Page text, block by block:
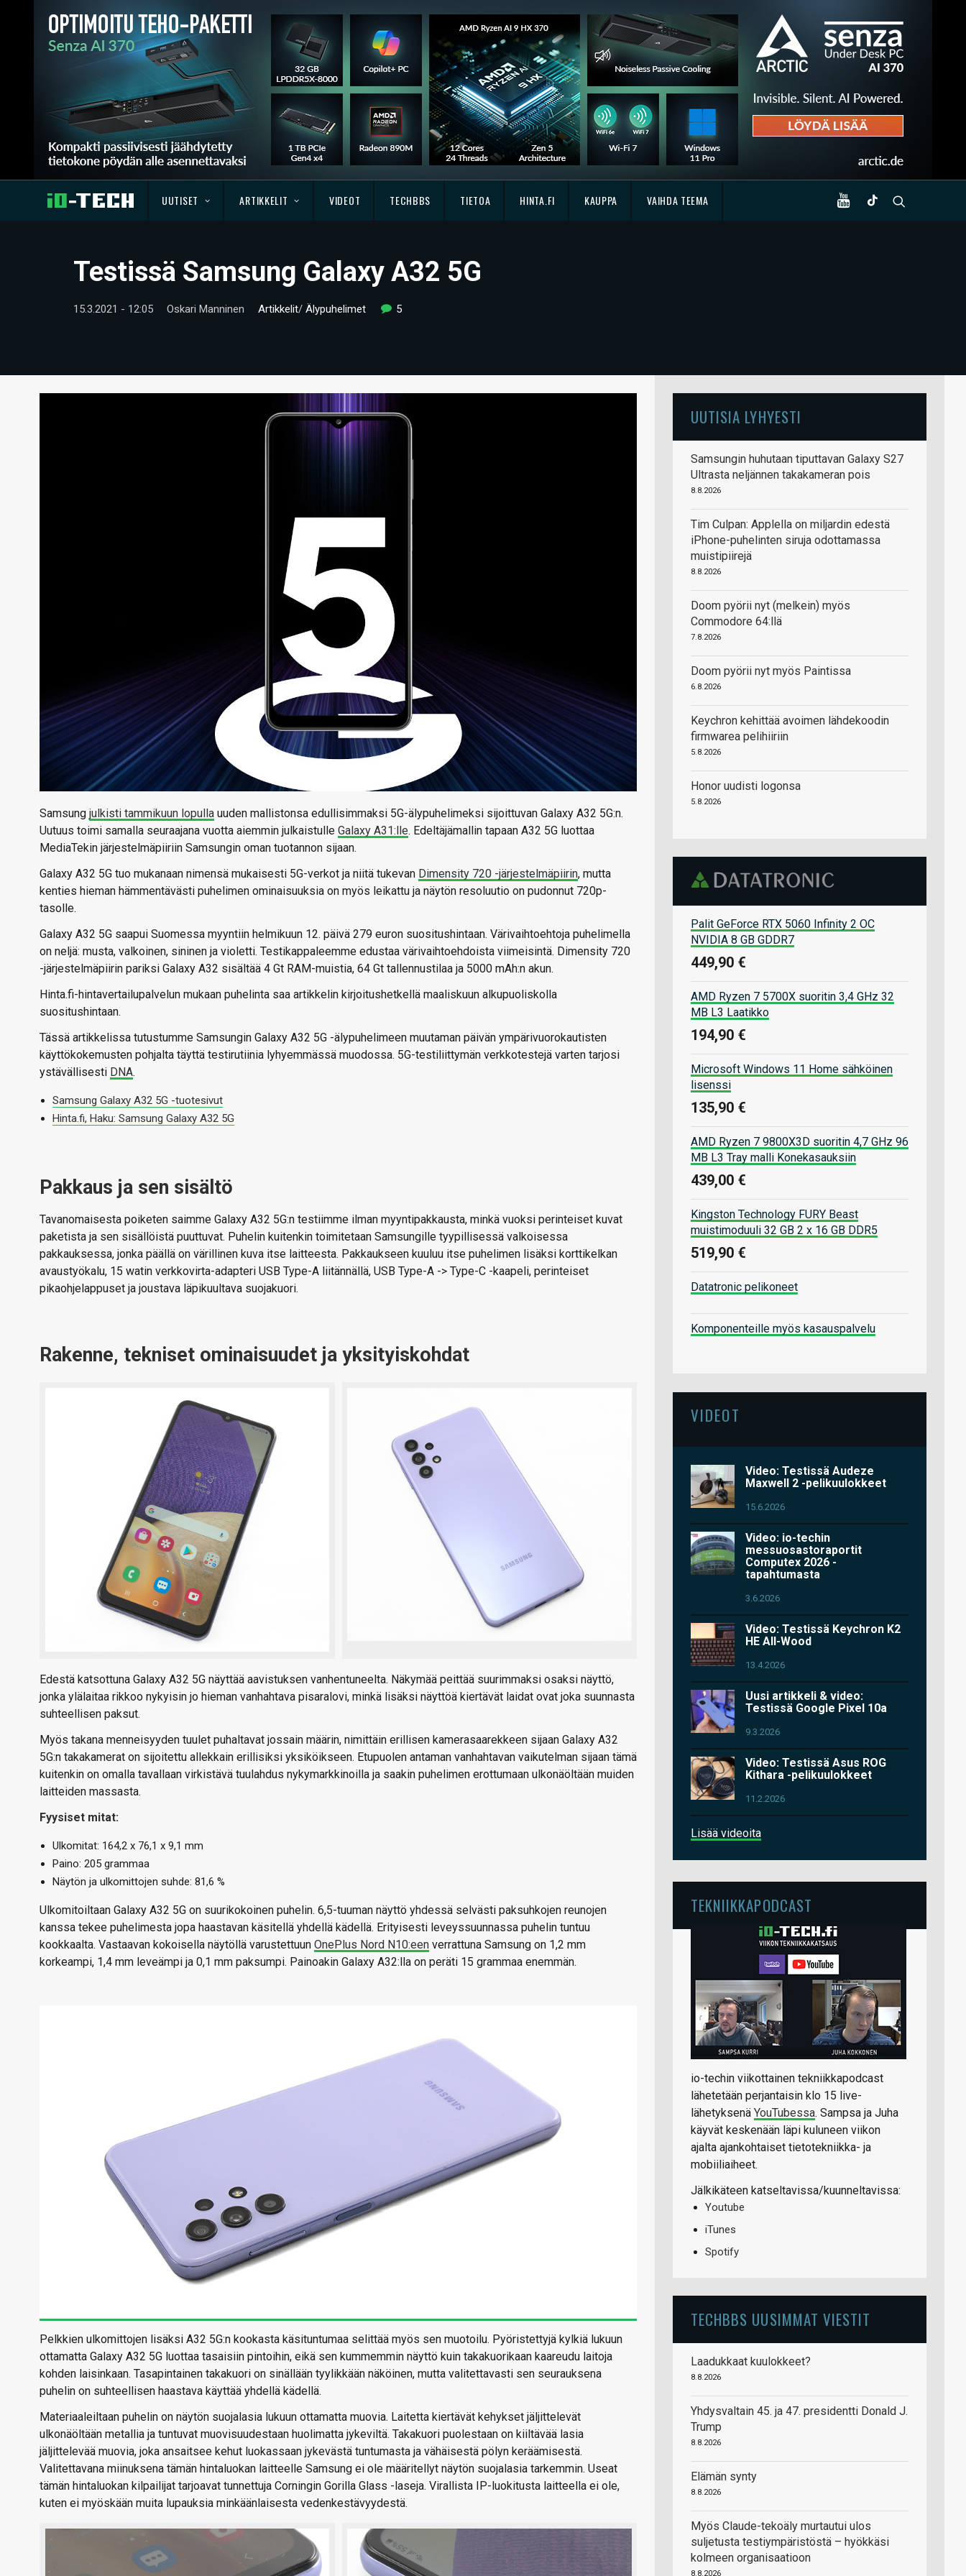
UUTISET ARTIKKELIT VIDEOT TECHBBS TIETOA HINTA.FI KAUPPA VAIHDA TEEMA
Testissä Samsung Galaxy A32 5G
15.3.2021 - 12:05 Oskari Manninen Artikkelit/ Älypuhelimet 5
Samsung julkisti tammikuun lopulla uuden mallistonsa edullisimmaksi 5G-älypuhelimeksi sijoittuvan Galaxy A32 5G:n.
Uutuus toimi samalla seuraajana vuotta aiemmin julkaistulle Galaxy A31:lle. Edeltäjämallin tapaan A32 5G luottaa
MediaTekin järjestelmäpiiriin Samsungin oman tuotannon sijaan.
Galaxy A32 5G tuo mukanaan nimensä mukaisesti 5G-verkot ja niitä tukevan Dimensity 720 -järjestelmäpiirin, mutta
kenties hieman hämmentävästi puhelimen ominaisuuksia on myös leikattu ja näytön resoluutio on pudonnut 720p-
tasolle.
Galaxy A32 5G saapui Suomessa myyntiin helmikuun 12. päivä 279 euron suositushintaan. Värivaihtoehtoja puhelimella
on neljä: musta, valkoinen, sininen ja violetti. Testikappaleemme edustaa värivaihtoehdoista viimeisintä. Dimensity 720
-järjestelmäpiirin pariksi Galaxy A32 sisältää 4 Gt RAM-muistia, 64 Gt tallennustilaa ja 5000 mAh:n akun.
Hinta.fi-hintavertailupalvelun mukaan puhelinta saa artikkelin kirjoitushetkellä maaliskuun alkupuoliskolla
suositushintaan.
Tässä artikkelissa tutustumme Samsungin Galaxy A32 5G -älypuhelimeen muutaman päivän ympärivuorokautisten
käyttökokemusten pohjalta täyttä testirutiinia lyhyemmässä muodossa. 5G-testiliittymän verkkotestejä varten tarjosi
ystävällisesti DNA.
Samsung Galaxy A32 5G -tuotesivut
Hinta.fi, Haku: Samsung Galaxy A32 5G
Pakkaus ja sen sisältö
Tavanomaisesta poiketen saimme Galaxy A32 5G:n testiimme ilman myyntipakkausta, minkä vuoksi perinteiset kuvat
paketista ja sen sisällöistä puuttuvat. Puhelin kuitenkin toimitetaan Samsungille tyypillisessä valkoisessa
pakkauksessa, jonka päällä on värillinen kuva itse laitteesta. Pakkaukseen kuuluu itse puhelimen lisäksi korttikelkan
avaustyökalu, 15 watin verkkovirta-adapteri USB Type-A liitännällä, USB Type-A -> Type-C -kaapeli, perinteiset
pikaohjelappuset ja joustava läpikuultava suojakuori.
Rakenne, tekniset ominaisuudet ja yksityiskohdat
Edestä katsottuna Galaxy A32 5G näyttää aavistuksen vanhentuneelta. Näkymää peittää suurimmaksi osaksi näyttö,
jonka ylälaitaa rikkoo nykyisin jo hieman vanhahtava pisaralovi, minkä lisäksi näyttöä kiertävät laidat ovat joka suunnasta
suhteellisen paksut.
Myös takana menneisyyden tuulet puhaltavat jossain määrin, nimittäin erillisen kamerasaarekkeen sijaan Galaxy A32
5G:n takakamerat on sijoitettu allekkain erillisiksi yksiköikseen. Etupuolen antaman vanhahtavan vaikutelman sijaan tämä
kuitenkin on omalla tavallaan virkistävä tuulahdus nykymarkkinoilla ja saakin puhelimen erottumaan ulkonäöltään muiden
laitteiden massasta.
Fyysiset mitat:
Ulkomitat: 164,2 x 76,1 x 9,1 mm
Paino: 205 grammaa
Näytön ja ulkomittojen suhde: 81,6 %
Ulkomitoiltaan Galaxy A32 5G on suurikokoinen puhelin. 6,5-tuuman näyttö yhdessä selvästi paksuhkojen reunojen
kanssa tekee puhelimesta jopa haastavan käsitellä yhdellä kädellä. Erityisesti leveyssuunnassa puhelin tuntuu
kookkaalta. Vastaavan kokoisella näytöllä varustettuun OnePlus Nord N10:een verrattuna Samsung on 1,2 mm
korkeampi, 1,4 mm leveämpi ja 0,1 mm paksumpi. Painoakin Galaxy A32:lla on peräti 15 grammaa enemmän.
Pelkkien ulkomittojen lisäksi A32 5G:n kookasta käsituntumaa selittää myös sen muotoilu. Pyöristettyjä kylkiä lukuun
ottamatta Galaxy A32 5G luottaa tasaisiin pintoihin, eikä sen kummemmin näyttö kuin takakuorikaan kaareudu laitoja
kohden laisinkaan. Tasapintainen takakuori on sinällään tyylikkään näköinen, mutta valitettavasti sen seurauksena
puhelin on suhteellisen haastava käyttää yhdellä kädellä.
Materiaaleiltaan puhelin on näytön suojalasia lukuun ottamatta muovia. Laitetta kiertävät kehykset jäljittelevät
ulkonäöltään metallia ja tuntuvat muovisuudestaan huolimatta jykeviltä. Takakuori puolestaan on kiiltävää lasia
jäljittelevää muovia, joka ansaitsee kehut luokassaan jykevästä tuntumasta ja vähäisestä pölyn keräämisestä.
Valitettavana miinuksena tämän hintaluokan laitteelle Samsung ei ole määritellyt näytön suojalasia tarkemmin. Useat
tämän hintaluokan kilpailijat tarjoavat tunnettuja Corningin Gorilla Glass -laseja. Virallista IP-luokitusta laitteella ei ole,
kuten ei myöskään muita lupauksia minkäänlaisesta vedenkestävyydestä.
UUTISIA LYHYESTI
Samsungin huhutaan tiputtavan Galaxy S27
Ultrasta neljännen takakameran pois
8.8.2026
Tim Culpan: Applella on miljardin edestä
iPhone-puhelinten siruja odottamassa
muistipiirejä
8.8.2026
Doom pyörii nyt (melkein) myös
Commodore 64:llä
7.8.2026
Doom pyörii nyt myös Paintissa
6.8.2026
Keychron kehittää avoimen lähdekoodin
firmwarea pelihiiriin
5.8.2026
Honor uudisti logonsa
5.8.2026
Palit GeForce RTX 5060 Infinity 2 OC
NVIDIA 8 GB GDDR7
449,90 €
AMD Ryzen 7 5700X suoritin 3,4 GHz 32
MB L3 Laatikko
194,90 €
Microsoft Windows 11 Home sähköinen
lisenssi
135,90 €
AMD Ryzen 7 9800X3D suoritin 4,7 GHz 96
MB L3 Tray malli Konekasauksiin
439,00 €
Kingston Technology FURY Beast
muistimoduuli 32 GB 2 x 16 GB DDR5
519,90 €
Datatronic pelikoneet
Komponenteille myös kasauspalvelu
VIDEOT
Video: Testissä Audeze
Maxwell 2 -pelikuulokkeet
15.6.2026
Video: io-techin
messuosastoraportit
Computex 2026 -
tapahtumasta
3.6.2026
Video: Testissä Keychron K2
HE All-Wood
13.4.2026
Uusi artikkeli & video:
Testissä Google Pixel 10a
9.3.2026
Video: Testissä Asus ROG
Kithara -pelikuulokkeet
11.2.2026
Lisää videoita
TEKNIIKKAPODCAST
io-techin viikottainen tekniikkapodcast
lähetetään perjantaisin klo 15 live-
lähetyksenä YouTubessa. Sampsa ja Juha
käyvät keskenään läpi kuluneen viikon
ajalta ajankohtaiset tietotekniikka- ja
mobiiliaiheet.
Jälkikäteen katseltavissa/kuunneltavissa:
Youtube
iTunes
Spotify
TECHBBS UUSIMMAT VIESTIT
Laadukkaat kuulokkeet?
8.8.2026
Yhdysvaltain 45. ja 47. presidentti Donald J.
Trump
8.8.2026
Elämän synty
8.8.2026
Myös Claude-tekoäly murtautui ulos
suljetusta testiympäristöstä – hyökkäsi
kolmeen organisaatioon
8.8.2026